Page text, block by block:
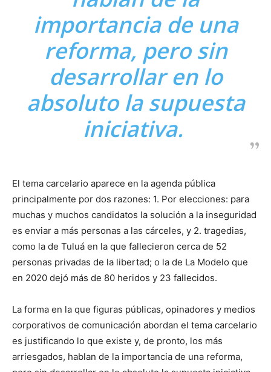
importancia de una
reforma, pero sin
desarrollar en lo
absoluto la supuesta
iniciativa.
El tema carcelario aparece en la agenda pública
principalmente por dos razones: 1. Por elecciones: para
muchas y muchos candidatos la solución a la inseguridad
es enviar a más personas a las cárceles, y 2. tragedias,
como la de Tuluá en la que fallecieron cerca de 52
personas privadas de la libertad; o la de La Modelo que
en 2020 dejó más de 80 heridos y 23 fallecidos.
La forma en la que figuras públicas, opinadores y medios
corporativos de comunicación abordan el tema carcelario
es justificando lo que existe y, de pronto, los más
arriesgados, hablan de la importancia de una reforma,